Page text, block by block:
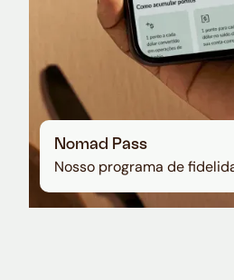
Nomad Pass
Nosso programa de